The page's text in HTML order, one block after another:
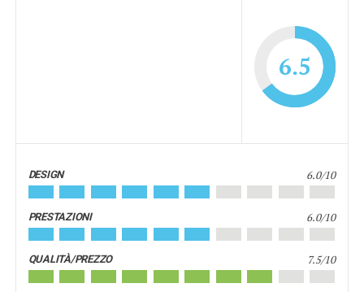
6.5
DESIGN 6.0/10
PRESTAZIONI 6.0/10
QUALITÀ/PREZZO 7.5/10